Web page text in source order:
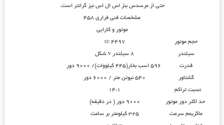
حتی از مرسدس بنز اس ال اس نیز گرانتر است.
مشخصات فنی فراری ۴۵۸
موتور و کارایی
حجم موتور
4497 cc
سیلندر
قدرت
گشتاور
نسبت تراکم
حد اکثر دور موتور
ماکزیمم سرعت
325 کیلومتر بر ساعت